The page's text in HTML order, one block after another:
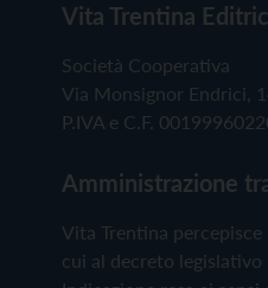
Vita Trentina
Società Cooperativa
Via Monsignor Endrici,
P.IVA e C.F.
Amministrazione
Vita Trentina
cui al decreto legislativo